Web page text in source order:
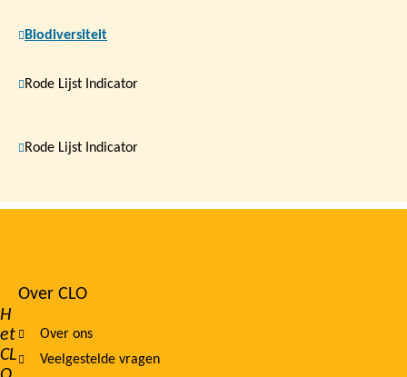
Biodiversiteit
Rode Lijst Indicator
Rode Lijst Indicator
H
et
CL
Footer
navigation
Over CLO
Over ons
Veelgestelde vragen